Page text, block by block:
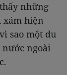
những
xám hiện
sao một du
ngoài